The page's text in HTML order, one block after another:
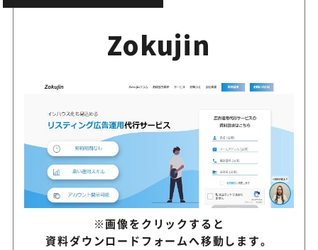
サイバーホルン
遺品整理のリスティング広告
広告代理店
あどわさび
Web広告、SEO、LP改善ま
FFC広告代行
中小企業専門で少額から相談
広告運用代行
Zokujin
※画像をクリックすると
資料ダウンロードフォームへ移動します。